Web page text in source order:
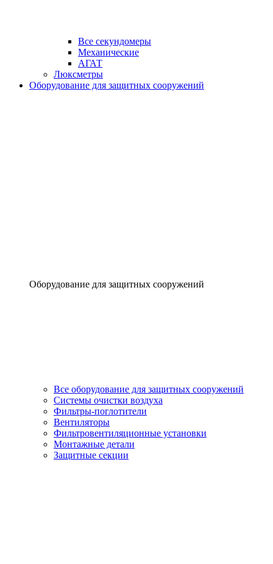
Все секундомеры
Механические
АГАТ
Люксметры
Оборудование для защитных сооружений
Оборудование для защитных сооружений
Все оборудование для защитных сооружений
Системы очистки воздуха
Фильтры-поглотители
Вентиляторы
Фильтровентиляционные установки
Монтажные детали
Защитные секции